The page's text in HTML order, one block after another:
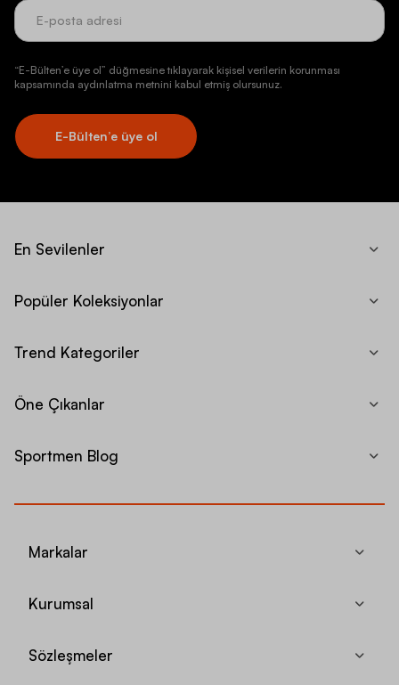
“E-Bülten’e üye ol” düğmesine tıklayarak kişisel verilerin korunması
kapsamında aydınlatma metnini kabul etmiş olursunuz.
E-Bülten’e üye ol
En Sevilenler
Popüler Koleksiyonlar
Trend Kategoriler
Öne Çıkanlar
Sportmen Blog
Markalar
Kurumsal
Sözleşmeler